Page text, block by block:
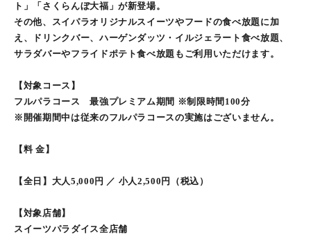
ト」「さくらんぼ大福」が新登場。
その他、スイパラオリジナルスイーツやフードの食べ放題に加
え、ドリンクバー、ハーゲンダッツ・イルジェラート食べ放題、
サラダバーやフライドポテト食べ放題もご利用いただけます。
【対象コース】
フルパラコース 最強プレミアム期間 ※制限時間100分
※開催期間中は従来のフルパラコースの実施はございません。
【料 ⾦】
【全日】⼤⼈5,000円 ／ ⼩⼈2,500円（税込）
【対象店舗】
スイーツパラダイス全店舗